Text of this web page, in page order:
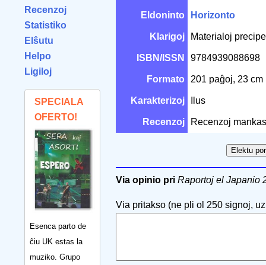
Recenzoj
Statistiko
Elŝutu
Helpo
Ligiloj
SPECIALA
OFERTO!
Esenca parto de
ĉiu UK estas la
muziko. Grupo
Eldoninto Horizonto
Klarigoj Materialoj
ISBN/ISSN 9784939088698
Formato 201 paĝoj, 23 cm
Karakterizoj Ilus
Recenzoj Recenzoj
Via opinio pri Raportoj el Japanio
Via pritakso (ne pli ol 250 signoj,